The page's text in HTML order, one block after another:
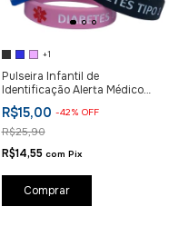
+1
Pulseira Infantil de
Identificação Alerta Médico
Diabetes
R$15,00 -42% OFF
R$25,90
R$14,55 com Pix
Comprar